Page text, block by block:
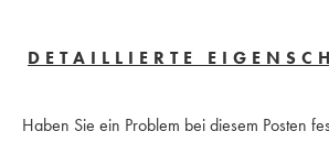
DETAILLIERTE
Haben Sie ein Problem bei diesem Posten